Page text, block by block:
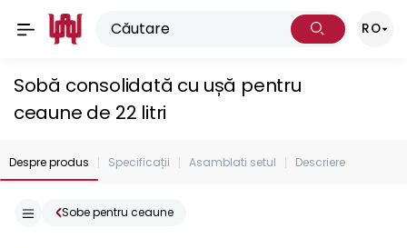
RO
Sobă consolidată cu ușă pentru
ceaune de 22 litri
Despre produs Specificații Asamblati setul Descriere
Sobe pentru ceaune